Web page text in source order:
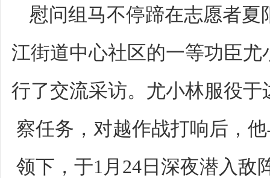
慰问组马不停蹄在志愿者夏
江街道中心社区的一等功臣
行了交流采访。尤小林服役于
察任务，对越作战打响后，
领下，于1月24日深夜潜入敌